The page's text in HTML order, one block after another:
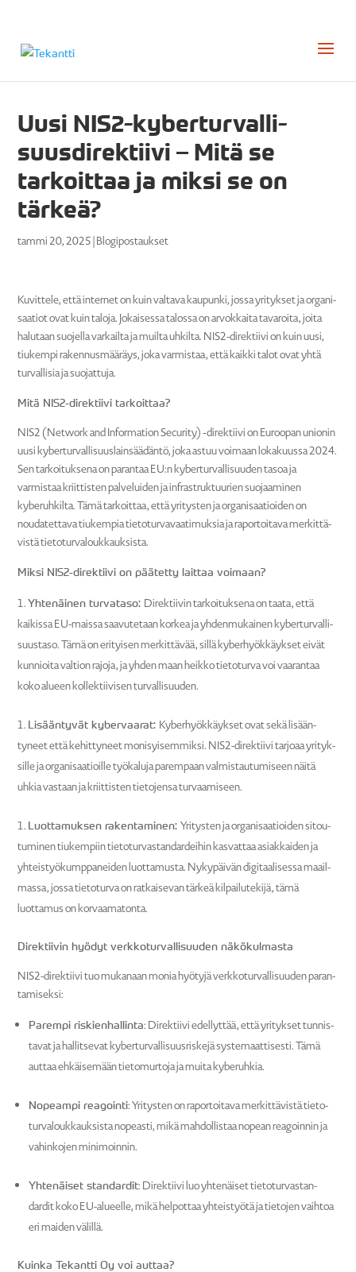
Uusi NIS2-kyber­tur­val­li­
suus­di­rek­tiivi – Mitä se
tarkoittaa ja miksi se on
tärkeä?
tammi 20, 2025|Blogipostaukset
Kuvittele, että internet on kuin valtava kaupunki, jossa yritykset ja organi­
saatiot ovat kuin taloja. Jokai­sessa talossa on arvok­kaita tavaroita, joita
halutaan suojella varkailta ja muilta uhkilta. NIS2-direk­tiivi on kuin uusi,
tiukempi raken­nus­määräys, joka varmistaa, että kaikki talot ovat yhtä
turval­lisia ja suojattuja.
Mitä NIS2-direk­tiivi tarkoittaa?
NIS2 (Network and Infor­mation Security) ‑direk­tiivi on Euroopan unionin
uusi kyber­tur­val­li­suus­lain­sää­däntö, joka astuu voimaan lokakuussa 2024.
Sen tarkoi­tuksena on parantaa EU:n kyber­tur­val­li­suuden tasoa ja
varmistaa kriit­tisten palve­luiden ja infra­struk­tuurien suojaa­minen
kyberuh­kilta. Tämä tarkoittaa, että yritysten ja organi­saa­tioiden on
nouda­tettava tiukempia tieto­tur­va­vaa­ti­muksia ja rapor­toitava merkit­tä­
vistä tieto­tur­va­louk­kauk­sista.
Miksi NIS2-direk­tiivi on päätetty laittaa voimaan?
Yhtenäinen turvataso: Direk­tiivin tarkoi­tuksena on taata, että
kaikissa EU-maissa saavu­tetaan korkea ja yhden­mu­kainen kyber­tur­val­li­
suustaso. Tämä on erityisen merkit­tävää, sillä kyber­hyök­käykset eivät
kunnioita valtion rajoja, ja yhden maan heikko tieto­turva voi vaarantaa
koko alueen kollek­tii­visen turval­li­suuden.
Lisään­tyvät kyber­vaarat: Kyber­hyök­käykset ovat sekä lisään­
tyneet että kehit­tyneet monisyi­sem­miksi. NIS2-direk­tiivi tarjoaa yrityk­
sille ja organi­saa­tioille työkaluja parempaan valmis­tau­tu­miseen näitä
uhkia vastaan ja kriit­tisten tieto­jensa turvaa­miseen.
Luotta­muksen raken­ta­minen:Yritysten ja organi­saa­tioiden sitou­
tu­minen tiukempiin tieto­tur­vas­tan­dar­deihin kasvattaa asiak­kaiden ja
yhteis­työ­kump­pa­neiden luotta­musta. Nykypäivän digitaa­li­sessa maail­
massa, jossa tieto­turva on ratkai­sevan tärkeä kilpai­lu­tekijä, tämä
luottamus on korvaa­ma­tonta.
Direk­tiivin hyödyt verkko­tur­val­li­suuden näkökul­masta
NIS2-direk­tiivi tuo mukanaan monia hyötyjä verkko­tur­val­li­suuden paran­
ta­mi­seksi:
Parempi riskien­hal­linta: Direk­tiivi edellyttää, että yritykset tunnis­
tavat ja hallit­sevat kyber­tur­val­li­suus­riskejä syste­maat­ti­sesti. Tämä
auttaa ehkäi­semään tieto­murtoja ja muita kyberuhkia.
Nopeampi reagointi: Yritysten on rapor­toitava merkit­tä­vistä tieto­
tur­va­louk­kauk­sista nopeasti, mikä mahdol­listaa nopean reagoinnin ja
vahin­kojen minimoinnin.
Yhtenäiset standardit: Direk­tiivi luo yhtenäiset tieto­tur­vas­tan­
dardit koko EU-alueelle, mikä helpottaa yhteis­työtä ja tietojen vaihtoa
eri maiden välillä.
Kuinka Tekantti Oy voi auttaa?